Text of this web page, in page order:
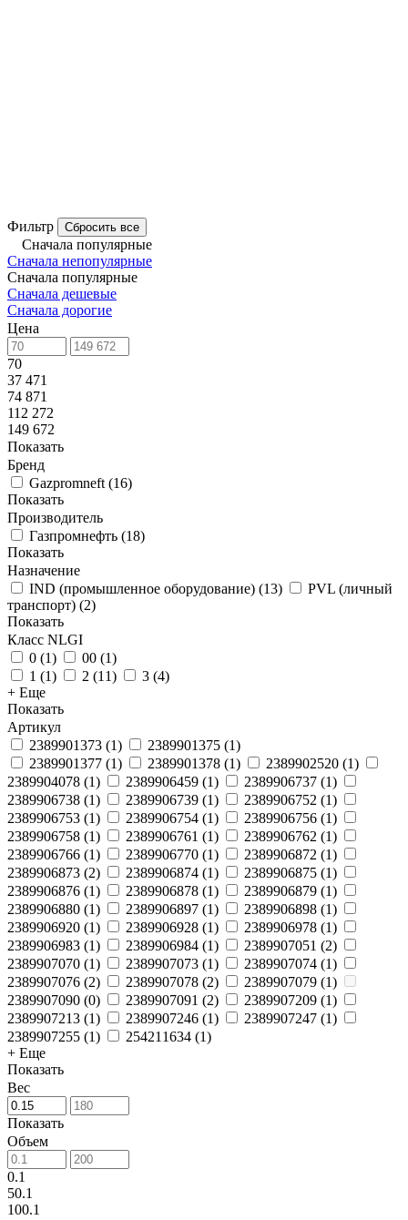
Фильтр Сбросить все
Сначала популярные
Сначала непопулярные
Сначала популярные
Сначала дешевые
Сначала дорогие
Цена
70
37 471
74 871
112 272
149 672
Показать
Бренд
Gazpromneft (16)
Показать
Производитель
Газпромнефть (18)
Показать
Назначение
IND (промышленное оборудование) (13)
PVL (личный
транспорт) (2)
Показать
Класс NLGI
0 (1) 00 (1)
1 (1) 2 (11) 3 (4)
+ Еще
Показать
Артикул
2389901373 (1) 2389901375 (1)
2389901377 (1) 2389901378 (1) 2389902520 (1)
2389904078 (1) 2389906459 (1) 2389906737 (1)
2389906738 (1) 2389906739 (1) 2389906752 (1)
2389906753 (1) 2389906754 (1) 2389906756 (1)
2389906758 (1) 2389906761 (1) 2389906762 (1)
2389906766 (1) 2389906770 (1) 2389906872 (1)
2389906873 (2) 2389906874 (1) 2389906875 (1)
2389906876 (1) 2389906878 (1) 2389906879 (1)
2389906880 (1) 2389906897 (1) 2389906898 (1)
2389906920 (1) 2389906928 (1) 2389906978 (1)
2389906983 (1) 2389906984 (1) 2389907051 (2)
2389907070 (1) 2389907073 (1) 2389907074 (1)
2389907076 (2) 2389907078 (2) 2389907079 (1)
2389907090 (0) 2389907091 (2) 2389907209 (1)
2389907213 (1) 2389907246 (1) 2389907247 (1)
2389907255 (1) 254211634 (1)
+ Еще
Показать
Вес
Показать
Объем
0.1
50.1
100.1